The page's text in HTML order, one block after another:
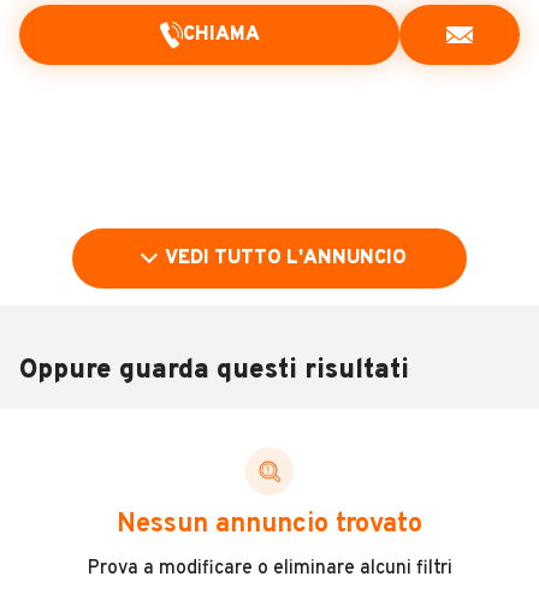
CHIAMA
Veicolo immatricolato il 04/2019 cilindrata 2300 dci
VEDI TUTTO L'ANNUNCIO
Oppure guarda questi risultati
Nessun annuncio trovato
Prova a modificare o eliminare alcuni filtri